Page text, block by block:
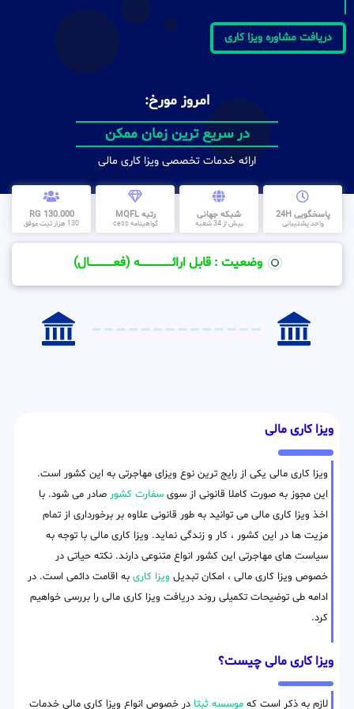
دریافت مشاوره ویزا کاری
امروز مورخ:
در سریع ترین زمان ممکن
ارائه خدمات تخصصی ویزا کاری مالی
پاسخگویی 24H
واحد پشتیبانی
شبکه جهانی
بیش از 34 شعبه
رتبه MQFL
گواهینامه cess
130.000 RG
130 هزار ثبت موفق
وضعیت : قابل ارائــــــــــــــــــــه (فعـــــــــــــــال)
ویزا کاری مالی
ویزا کاری مالی یکی از رایج ترین نوع ویزای مهاجرتی به این کشور است.
این مجوز به صورت کاملا قانونی از سوی سفارت کشور صادر می شود. با
اخذ ویزا کاری مالی می توانید به طور قانونی علاوه بر برخورداری از تمام
مزیت ها در این کشور ، کار و زندگی نماید. ویزا کاری مالی با توجه به
سیاست های مهاجرتی این کشور انواع متنوعی دارند. نکته حیاتی در
خصوص ویزا کاری مالی ، امکان تبدیل ویزا کاری به اقامت دائمی است. در
ادامه طی توضیحات تکمیلی روند دریافت ویزا کاری مالی را بررسی خواهیم
کرد.
ویزا کاری مالی چیست؟
لازم به ذکر است که موسسه ثبتا در خصوص انواع ویزا کاری مالی خدمات